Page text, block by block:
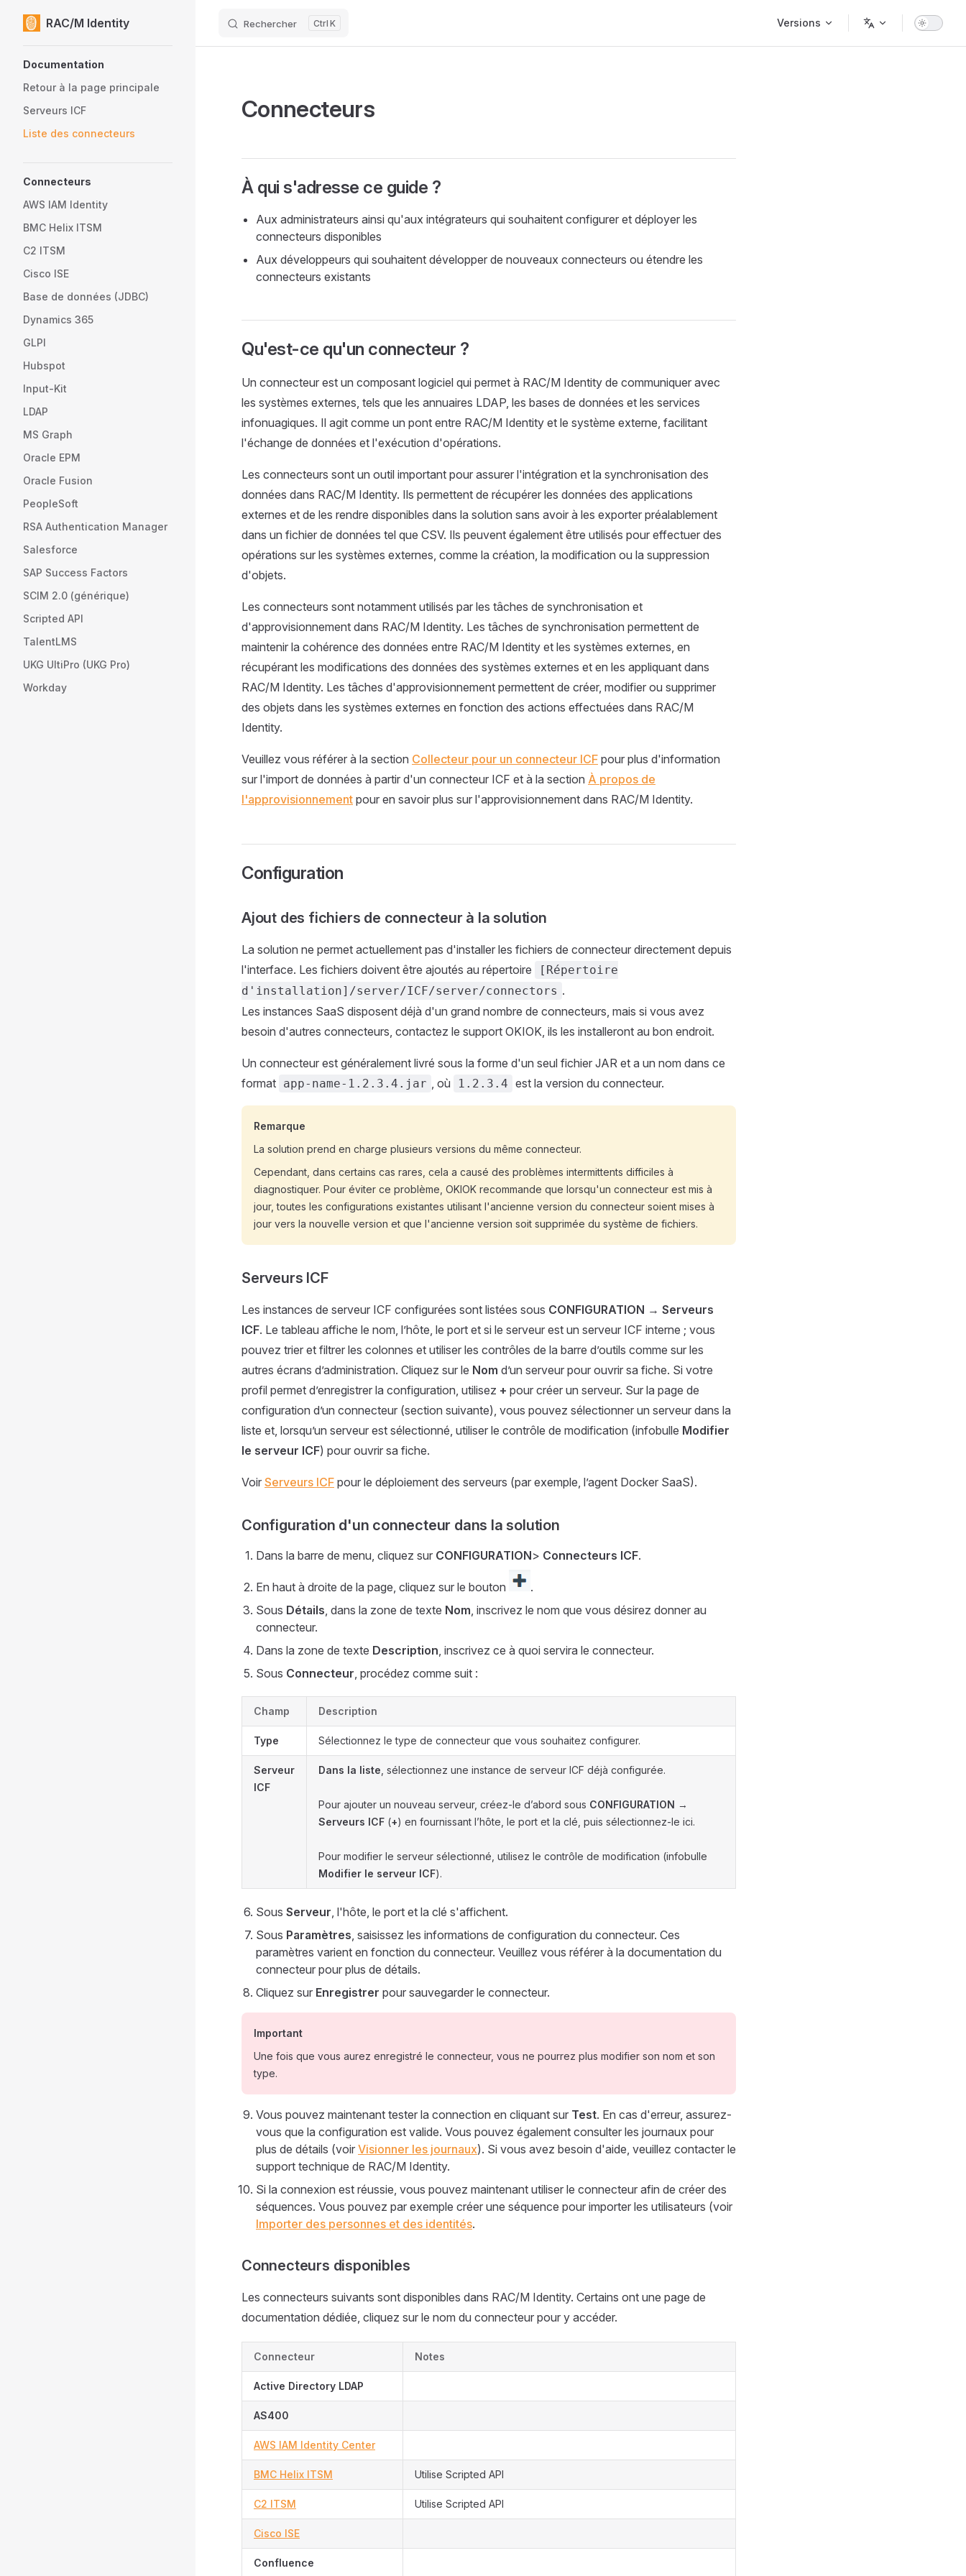
Skip to content
RAC/M Identity Rechercher K Versions
Documentation
Retour à la page principale
Serveurs ICF
Liste des connecteurs
Connecteurs
AWS IAM Identity
BMC Helix ITSM
C2 ITSM
Cisco ISE
Base de données (JDBC)
Dynamics 365
GLPI
Hubspot
Input-Kit
LDAP
MS Graph
Oracle EPM
Oracle Fusion
PeopleSoft
RSA Authentication Manager
Salesforce
SAP Success Factors
SCIM 2.0 (générique)
Scripted API
TalentLMS
UKG UltiPro (UKG Pro)
Workday
Connecteurs
À qui s'adresse ce guide ?
Aux administrateurs ainsi qu'aux intégrateurs qui souhaitent configurer et déployer les
connecteurs disponibles
Aux développeurs qui souhaitent développer de nouveaux connecteurs ou étendre les
connecteurs existants
Qu'est-ce qu'un connecteur ?
Un connecteur est un composant logiciel qui permet à RAC/M Identity de communiquer avec
les systèmes externes, tels que les annuaires LDAP, les bases de données et les services
infonuagiques. Il agit comme un pont entre RAC/M Identity et le système externe, facilitant
l'échange de données et l'exécution d'opérations.
Les connecteurs sont un outil important pour assurer l'intégration et la synchronisation des
données dans RAC/M Identity. Ils permettent de récupérer les données des applications
externes et de les rendre disponibles dans la solution sans avoir à les exporter préalablement
dans un fichier de données tel que CSV. Ils peuvent également être utilisés pour effectuer des
opérations sur les systèmes externes, comme la création, la modification ou la suppression
d'objets.
Les connecteurs sont notamment utilisés par les tâches de synchronisation et
d'approvisionnement dans RAC/M Identity. Les tâches de synchronisation permettent de
maintenir la cohérence des données entre RAC/M Identity et les systèmes externes, en
récupérant les modifications des données des systèmes externes et en les appliquant dans
RAC/M Identity. Les tâches d'approvisionnement permettent de créer, modifier ou supprimer
des objets dans les systèmes externes en fonction des actions effectuées dans RAC/M
Identity.
Veuillez vous référer à la section Collecteur pour un connecteur ICF pour plus d'information
sur l'import de données à partir d'un connecteur ICF et à la section À propos de
l'approvisionnement pour en savoir plus sur l'approvisionnement dans RAC/M Identity.
Configuration
Ajout des fichiers de connecteur à la solution
La solution ne permet actuellement pas d'installer les fichiers de connecteur directement depuis
l'interface. Les fichiers doivent être ajoutés au répertoire
[Répertoire
d'installation]/server/ICF/server/connectors .
Les instances SaaS disposent déjà d'un grand nombre de connecteurs, mais si vous avez
besoin d'autres connecteurs, contactez le support OKIOK, ils les installeront au bon endroit.
Un connecteur est généralement livré sous la forme d'un seul fichier JAR et a un nom dans ce
format app-name-1.2.3.4.jar , où 1.2.3.4 est la version du connecteur.
Remarque
La solution prend en charge plusieurs versions du même connecteur.
Cependant, dans certains cas rares, cela a causé des problèmes intermittents difficiles à
diagnostiquer. Pour éviter ce problème, OKIOK recommande que lorsqu'un connecteur est mis à
jour, toutes les configurations existantes utilisant l'ancienne version du connecteur soient mises à
jour vers la nouvelle version et que l'ancienne version soit supprimée du système de fichiers.
Serveurs ICF
Les instances de serveur ICF configurées sont listées sous CONFIGURATION → Serveurs
ICF. Le tableau affiche le nom, l’hôte, le port et si le serveur est un serveur ICF interne ; vous
pouvez trier et filtrer les colonnes et utiliser les contrôles de la barre d’outils comme sur les
autres écrans d’administration. Cliquez sur le Nom d’un serveur pour ouvrir sa fiche. Si votre
profil permet d’enregistrer la configuration, utilisez + pour créer un serveur. Sur la page de
configuration d’un connecteur (section suivante), vous pouvez sélectionner un serveur dans la
liste et, lorsqu’un serveur est sélectionné, utiliser le contrôle de modification (infobulle Modifier
le serveur ICF) pour ouvrir sa fiche.
Voir Serveurs ICF pour le déploiement des serveurs (par exemple, l’agent Docker SaaS).
Configuration d'un connecteur dans la solution
Dans la barre de menu, cliquez sur CONFIGURATION> Connecteurs ICF.
En haut à droite de la page, cliquez sur le bouton
.
Sous Détails, dans la zone de texte Nom, inscrivez le nom que vous désirez donner au
connecteur.
Dans la zone de texte Description, inscrivez ce à quoi servira le connecteur.
Sous Connecteur, procédez comme suit :
Champ Description
Type Sélectionnez le type de connecteur que vous souhaitez configurer.
Serveur
ICF
Dans la liste , sélectionnez une instance de serveur ICF déjà configurée.
Pour ajouter un nouveau serveur, créez-le d’abord sous CONFIGURATION →
Serveurs ICF (+) en fournissant l’hôte, le port et la clé, puis sélectionnez-le ici.
Pour modifier le serveur sélectionné, utilisez le contrôle de modification (infobulle
Modifier le serveur ICF).
Sous Serveur, l'hôte, le port et la clé s'affichent.
Sous Paramètres, saisissez les informations de configuration du connecteur. Ces
paramètres varient en fonction du connecteur. Veuillez vous référer à la documentation du
connecteur pour plus de détails.
Cliquez sur Enregistrer pour sauvegarder le connecteur.
Important
Une fois que vous aurez enregistré le connecteur, vous ne pourrez plus modifier son nom et son
type.
Vous pouvez maintenant tester la connection en cliquant sur Test. En cas d'erreur, assurez-
vous que la configuration est valide. Vous pouvez également consulter les journaux pour
plus de détails (voir Visionner les journaux). Si vous avez besoin d'aide, veuillez contacter le
support technique de RAC/M Identity.
Si la connexion est réussie, vous pouvez maintenant utiliser le connecteur afin de créer des
séquences. Vous pouvez par exemple créer une séquence pour importer les utilisateurs (voir
Importer des personnes et des identités.
Connecteurs disponibles
Les connecteurs suivants sont disponibles dans RAC/M Identity. Certains ont une page de
documentation dédiée, cliquez sur le nom du connecteur pour y accéder.
Connecteur Notes
Active Directory LDAP
AS400
AWS IAM Identity Center
BMC Helix ITSM Utilise Scripted API
C2 ITSM Utilise Scripted API
Cisco ISE
Confluence